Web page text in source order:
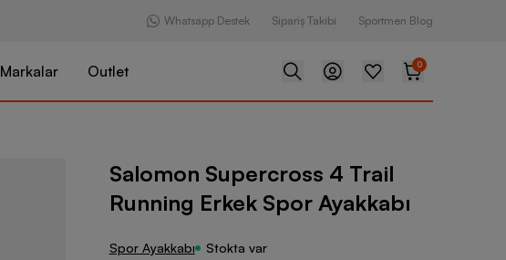
Whatsapp Destek Sipariş Takibi Sportmen Blog
Markalar Outlet 0
Salomon Supercross 4 Trail Running Erkek Spor Ayakkabı
Salomon Supercross 4 Trail
Running Erkek Spor Ayakkabı
Spor Ayakkabı Stokta var